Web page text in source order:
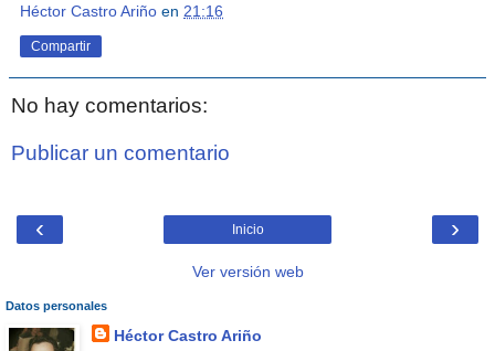
Héctor Castro Ariño en 21:16
Compartir
No hay comentarios:
Publicar un comentario
‹ ›
Inicio
Ver versión web
Datos personales
Héctor Castro Ariño